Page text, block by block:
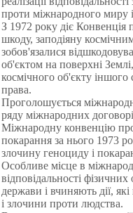
проти міжнародного
З 1972 року діє Конвенція
шкоду, заподіяну
зобов'язалися
об'єктом на поверхні
космічного об'єкту
права.
Проголошується
ряду міжнародних
Міжнародну конвенцію
покарання за нього 1973
злочину геноциду і
Особливе місце в
відповідальності фізичних
держави і вчиняють дії,
і злочини проти людства.